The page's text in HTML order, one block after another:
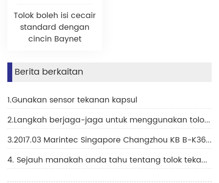
Tolok boleh isi cecair
standard dengan
cincin Baynet
Berita berkaitan
1.Gunakan sensor tekanan kapsul
2.Langkah berjaga-jaga untuk menggunakan tolok tekanan penyejukan
3.2017.03 Marintec Singapore Changzhou KB B-K36H Fair
4. Sejauh manakah anda tahu tentang tolok tekanan bahan pendingin?